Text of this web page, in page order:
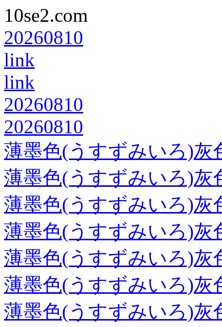
10se2.com
20260810
link
link
20260810
20260810
薄墨色(うすずみいろ)灰
薄墨色(うすずみいろ)灰
薄墨色(うすずみいろ)灰
薄墨色(うすずみいろ)灰
薄墨色(うすずみいろ)灰
薄墨色(うすずみいろ)灰
薄墨色(うすずみいろ)灰